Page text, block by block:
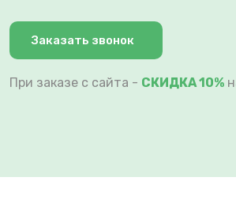
Заказать звонок
При заказе с сайта - СКИДКА 10%